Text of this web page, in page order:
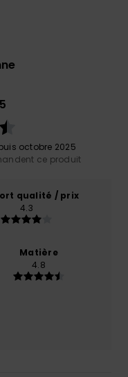
octobre 2025
ce produit
qualité / prix
4.3
Matière
4.8